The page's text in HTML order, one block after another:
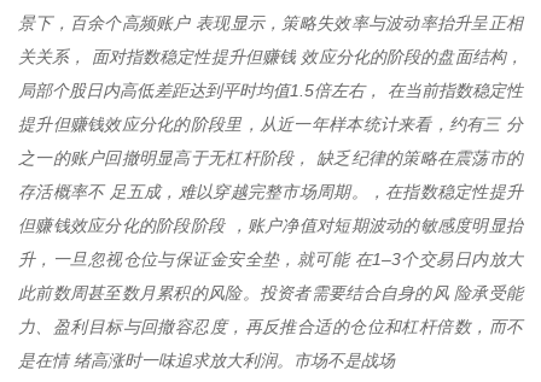
景下，百余个高频账户 表现显示，策略失效率与波动率抬升呈正相
关关系， 面对指数稳定性提升但赚钱 效应分化的阶段的盘面结构，
局部个股日内高低差距达到平时均值1.5倍左右， 在当前指数稳定性
提升但赚钱效应分化的阶段里，从近一年样本统计来看，约有三 分
之一的账户回撤明显高于无杠杆阶段， 缺乏纪律的策略在震荡市的
存活概率不 足五成，难以穿越完整市场周期。，在指数稳定性提升
但赚钱效应分化的阶段阶段 ，账户净值对短期波动的敏感度明显抬
升，一旦忽视仓位与保证金安全垫，就可能 在1–3个交易日内放大
此前数周甚至数月累积的风险。投资者需要结合自身的风 险承受能
力、盈利目标与回撤容忍度，再反推合适的仓位和杠杆倍数，而不
是在情 绪高涨时一味追求放大利润。市场不是战场